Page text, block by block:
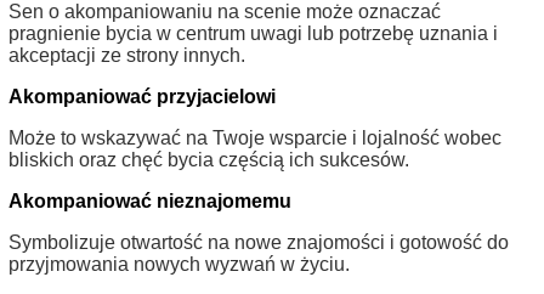
Sen o akompaniowaniu na scenie może oznaczać
pragnienie bycia w centrum uwagi lub potrzebę uznania i
akceptacji ze strony innych.
Akompaniować przyjacielowi
Może to wskazywać na Twoje wsparcie i lojalność wobec
bliskich oraz chęć bycia częścią ich sukcesów.
Akompaniować nieznajomemu
Symbolizuje otwartość na nowe znajomości i gotowość do
przyjmowania nowych wyzwań w życiu.